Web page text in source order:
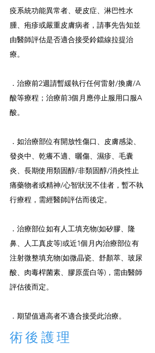
疫系統功能異常者、硬皮症、淋巴性水
腫、疱疹或嚴重皮膚病者，請事先告知並
由醫師評估是否適合接受鈴鐺線拉提治
療。
．治療前2週請暫緩執行任何雷射/換膚/A
酸等療程；治療前3個月應停止服用口服A
酸。
．如治療部位有開放性傷口、皮膚感染、
發炎中、乾癢不適、曬傷、濕疹、毛囊
炎、長期使用類固醇/非類固醇/消炎性止
痛藥物者或精神/心智狀況不佳者，暫不執
行療程，需經醫師評估而後定。
．治療部位如有人工填充物(如矽膠、隆
鼻、人工真皮等)或近1個月內治療部位有
注射微整填充物(如微晶瓷、舒顏萃、玻尿
酸、肉毒桿菌素、膠原蛋白等)，需由醫師
評估後而定。
．期望值過高者不適合接受此治療。
術後護理